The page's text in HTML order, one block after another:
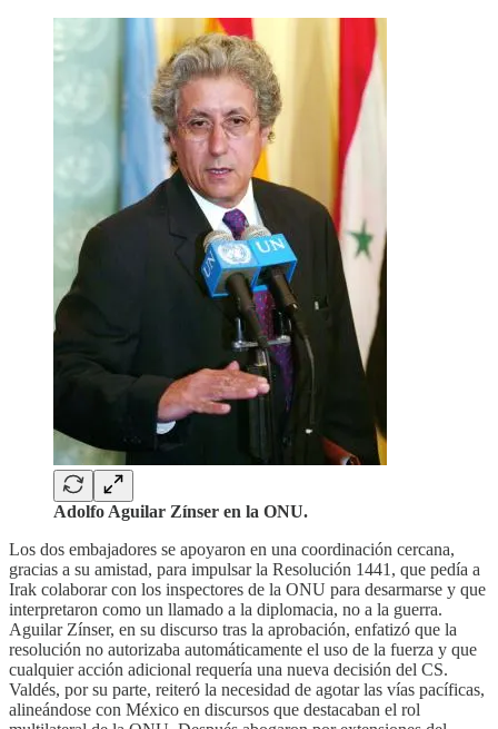
Adolfo Aguilar Zínser en la ONU.
Los dos embajadores se apoyaron en una coordinación cercana,
gracias a su amistad, para impulsar la Resolución 1441, que pedía a
Irak colaborar con los inspectores de la ONU para desarmarse y que
interpretaron como un llamado a la diplomacia, no a la guerra.
Aguilar Zínser, en su discurso tras la aprobación, enfatizó que la
resolución no autorizaba automáticamente el uso de la fuerza y que
cualquier acción adicional requería una nueva decisión del CS.
Valdés, por su parte, reiteró la necesidad de agotar las vías pacíficas,
alineándose con México en discursos que destacaban el rol